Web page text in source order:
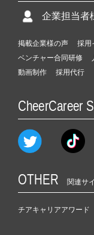
企業担当者
掲載企業様の声 採用
ベンチャー合同研修
動画制作
採用代行
CheerCareer
OTHER 関連サ
チアキャリアアワード